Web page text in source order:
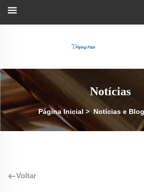
Notícias
Página Inicial > Notícias e Blog
Voltar